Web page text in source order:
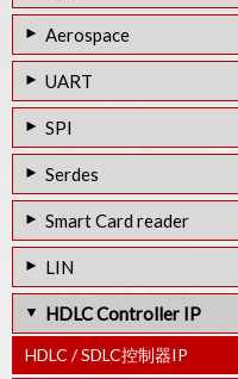
CAN FD CONTROLLER IP
CAN 2.0B总线控制器IP
CAN XL控制器IP
Aerospace
SAE J2716 Controller IP
FlexRay控制器IP
AVB MAC IP
IEEE 1588 IP
SBWP MASTER IP
SBWP SLAVE IP
SWP SLAVE IP
UART
UART控制器IP
八路UART控制器IP
SPI
eSPI主控制器/从属控制器IP
SPI主控制器/从属控制器IP
四轴SPI闪存控制器IP
FSPI控制器IP
OCTAL SPI MASTER IP
Serdes
JESD204B RX控制器IP
JESD204B TX控制器IP
JESD204C RX控制器IP
JESD204C TX控制器IP
JESD204C CYCLIC FEC IP
Smart Card reader
智能卡读卡器IP
智能卡控制器IP
IEC7816从属IP
LIN
LIN总线控制器IP
LIN FlexD控制器IP
HDLC Controller IP
HDLC / SDLC控制器IP